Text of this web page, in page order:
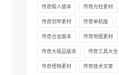
传奇假人版本 传奇光柱素材
传奇剑甲素材 传奇单机版
传奇合击版本 传奇地图素材
传奇大极品版本 传奇工具大全
传奇怪物素材 传奇技术文章